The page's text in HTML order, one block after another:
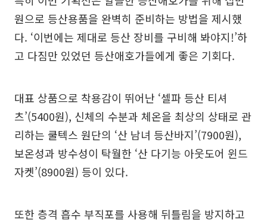
원으로 등산용품을 완벽히 준비하는 방법을 제시했
다. ‘이번에는 제대로 등산 장비를 구비해 봐야지!’하
고 다짐만 있었던 등산애호가들에게 좋은 기회다.
대표 상품으로 착용감이 뛰어난 ‘셀파 등산 티셔
츠’(5400원), 신체의 수분과 체온을 최상의 상태로 관
리하는 쿨텍스 원단의 ‘산 남녀 등산바지’(7900원),
보온성과 방수성이 탁월한 ‘산 다기능 아웃도어 윈드
자켓’(8900원) 등이 있다.
또한 층격 흡수 부직포를 사용해 뒤틀림을 방지하고